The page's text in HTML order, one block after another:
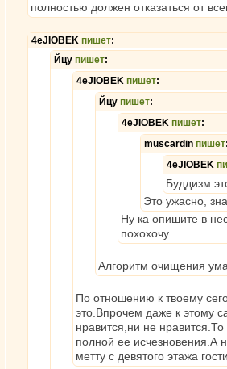
полностью должен отказаться от
4eJIOBEK пишет:
Йцу пишет:
4eJIOBEK пишет:
Йцу пишет:
4eJIOBEK пишет:
muscardin пишет
4eJIOBEK
Буддизм
Это ужасно,
Ну ка опишите в
похохочу.
Алгоритм очищения
По отношению к твоему
это.Впрочем даже к этому
нравится,ни не
полной ее исчезновения.А
метту с девятого этажа